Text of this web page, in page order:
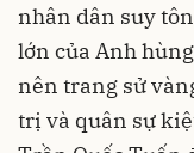
nhân dân suy
lớn của Anh
nên trang sử
trị và quân sự